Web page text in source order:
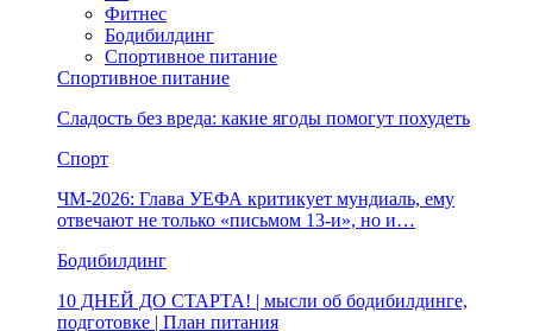
Фитнес
Бодибилдинг
Спортивное питание
Спортивное питание
Сладость без вреда: какие ягоды помогут похудеть
Спорт
ЧМ-2026: Глава УЕФА критикует мундиаль, ему
отвечают не только «письмом 13-и», но и…
Бодибилдинг
10 ДНЕЙ ДО СТАРТА! | мысли об бодибилдинге,
подготовке | План питания